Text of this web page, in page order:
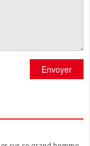
Envoyer